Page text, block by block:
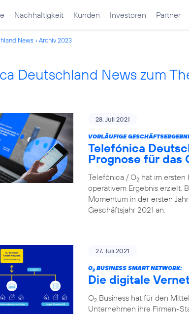
Nachhaltigkeit Kunden Investoren Partner
News Archiv 2023
Deutschland News zum
28. Juli 2021
VORLÄUFIGE
Telefónica
Prognose für das
Telefónica / O2 hat im ersten
operativem Ergebnis erzielt.
Momentum in der ersten
Geschäftsjahr 2021 an.
27. Juli 2021
O2 BUSINESS SMART NETWORK:
Die digitale
O2 Business hat für den
Unternehmen ihre Firmen-